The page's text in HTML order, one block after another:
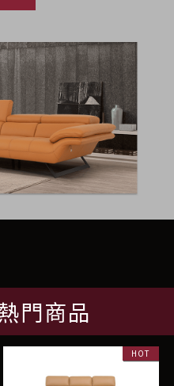
門商品